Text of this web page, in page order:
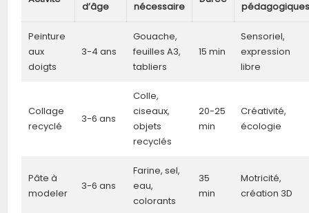
d’âge nécessaire
Peinture
aux
doigts
3-4 ans
Gouache,
feuilles A3,
tabliers
15 min
Sensoriel,
expression
libre
Collage
recyclé
3-6 ans
Colle,
ciseaux,
objets
recyclés
20-25
min
Créativité,
écologie
Pâte à
modeler
3-6 ans
Farine, sel,
eau,
colorants
35
min
Motricité,
création 3D